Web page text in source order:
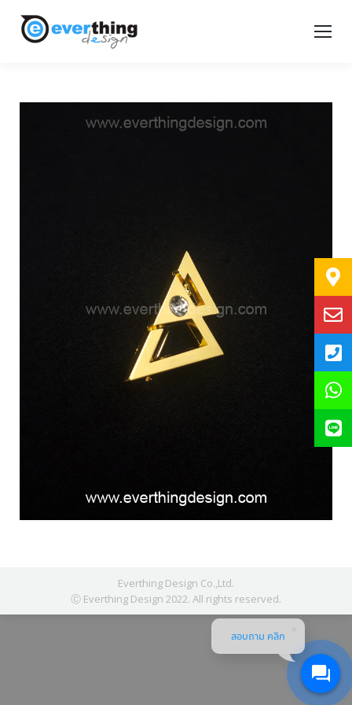
Everthing Design Co.,Ltd.
Ⓒ Everthing Design 2022. All rights reserved.
สอบถาม คลิก